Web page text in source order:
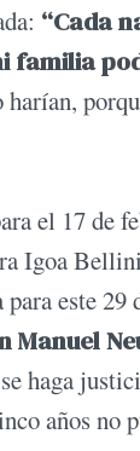
“Cada
familia
el 17 de
Igoa
este 29
Manuel
haga
años no